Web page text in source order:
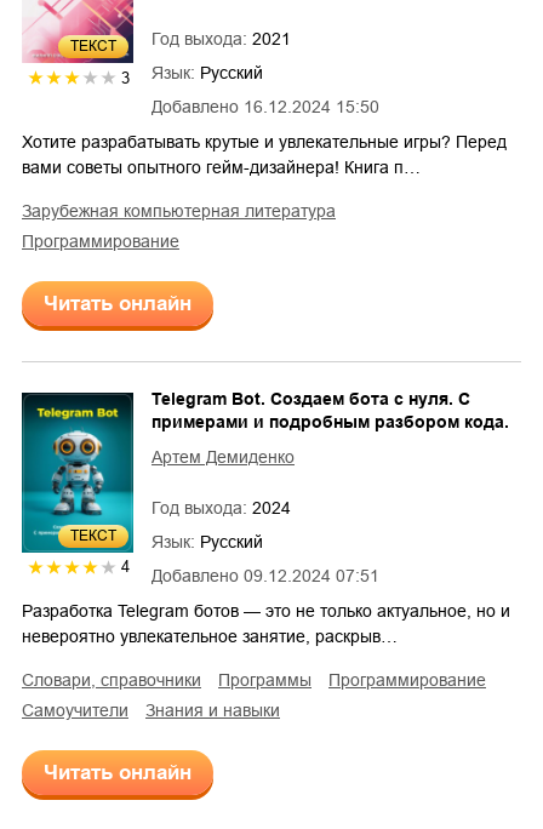
ТЕКСТ
3
Добавлено 16.12.2024 15:50
Год выхода: 2021
Язык: Русский
Хотите разрабатывать крутые и увлекательные игры? Перед
вами советы опытного гейм-дизайнера! Книга п…
зарубежная компьютерная литература
программирование
Читать онлайн
ТЕКСТ
4 Добавлено 09.12.2024 07:51
Telegram Bot. Создаем бота с нуля. С
примерами и подробным разбором кода.
Артем Демиденко
Год выхода: 2024
Язык: Русский
Разработка Telegram ботов — это не только актуальное, но и
невероятно увлекательное занятие, раскрыв…
словари, справочники программы
программирование
самоучители
знания и навыки
Читать онлайн